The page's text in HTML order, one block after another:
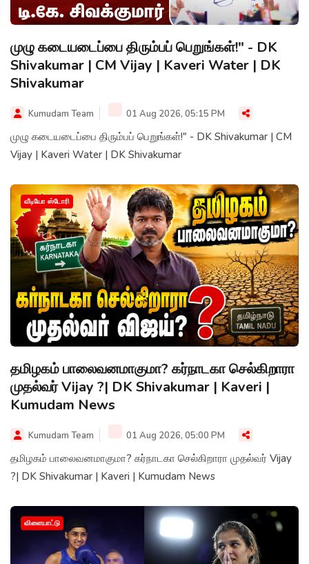
முழு கடையடைப்பை திரும்பப் பெறுங்கள்!" - DK
Shivakumar | CM Vijay | Kaveri Water | DK
Shivakumar
Kumudam Team 01 Aug 2026, 05:15 PM
முழு கடையடைப்பை திரும்பப் பெறுங்கள்!" - DK Shivakumar | CM
Vijay | Kaveri Water | DK Shivakumar
வீடியோ ஸ்டோரி
தமிழகம் பாலைவனமாகுமா? கர்நாடகா செல்கிறாரா
முதல்வர் Vijay ?| DK Shivakumar | Kaveri |
Kumudam News
Kumudam Team 01 Aug 2026, 05:00 PM
தமிழகம் பாலைவனமாகுமா? கர்நாடகா செல்கிறாரா முதல்வர் Vijay
?| DK Shivakumar | Kaveri | Kumudam News
விளையாட்டு